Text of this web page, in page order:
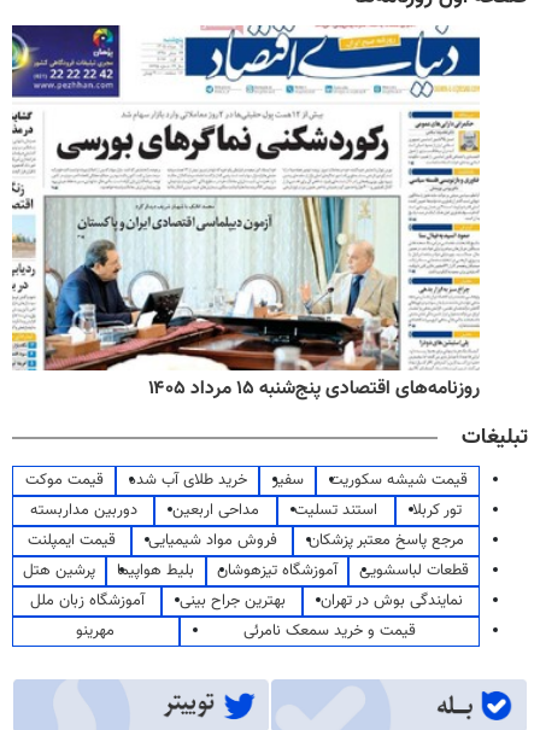
روزنامه‌های اقتصادی پنج‌شنبه ۱۵ مرداد ۱۴۰۵
تبلیغات
قیمت شیشه سکوریت سفیر خرید طلای آب شده
قیمت موکت
تور کربلا
استند تسلیت مداحی اربعین
دوربین مداربسته
مرجع پاسخ معتبر پزشکان
فروش مواد شیمیایی
قیمت ایمپلنت
قطعات لباسشویی
آموزشگاه تیزهوشان بلیط هواپیما
پرشین هتل
نمایندگی بوش در تهران
بهترین جراح بینی
آموزشگاه زبان ملل
قیمت و خرید سمعک نامرئی
مهرینو